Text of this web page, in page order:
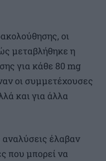
οι
μεταβλήθηκε η
για κάθε 80 mg
οι συμμετέχουσες
και για άλλα
έλαβαν
που μπορεί να